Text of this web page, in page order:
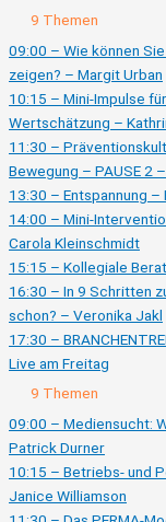
Ausklappen
Live
Donnerstag
9 Themen
09:00 – Wie können
zeigen? – Margit Urban
10:15 – Mini-Impulse
Wertschätzung –
11:30 –
Bewegung – PAUSE 2
13:30 – Entspannung –
14:00 – Mini-
Carola Kleinschmidt
15:15 – Kollegiale
16:30 – In 9 Schritten
schon? – Veronika Jakl
17:30 –
Live am Freitag
Ausklappen
Live
Freitag
9 Themen
09:00 – Mediensucht:
Patrick Durner
10:15 – Betriebs- und
Janice Williamson